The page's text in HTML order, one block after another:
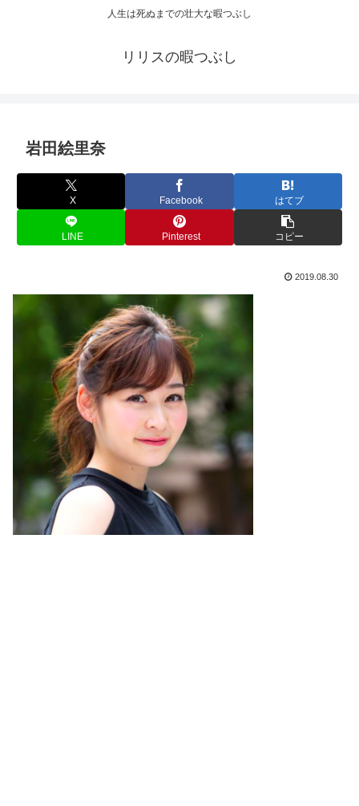
人生は死ぬまでの壮大な暇つぶし
リリスの暇つぶし
岩田絵里奈
X Facebook はてブ
LINE Pinterest コピー
2019.08.30